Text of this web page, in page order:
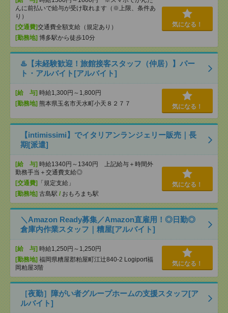
んに前払いで給与が受け取れます（※上限、条件あ
り）
[交通費]交通費全額支給（規定あり）
[勤務地] 博多駅から徒歩10分
気になる！
♨️【未経験歓迎！旅館接客スタッフ（仲居）】パー
ト・アルバイト[アルバイト]
[給 与] 時給1,300円～1,800円
[勤務地] 熊本県玉名市天水町小天８２７７ 気になる！
【intimissimi】でイタリアンランジェリー販売｜長
期[派遣]
[給 与] 時給1340円～1340円 上記給与＋時間外
勤務手当＋交通費支給◎
[交通費]
「規定支給」
[勤務地] 古島駅 / おもろまち駅
気になる！
＼Amazon Ready募集／Amazon直雇用！◎日勤◎
倉庫内作業スタッフ｜糟屋[アルバイト]
[給 与] 時給1,250円～1,250円
[勤務地] 福岡県糟屋郡粕屋町江辻840-2 Logiport福
岡粕屋3階
気になる！
［夜勤］障がい者グループホームの支援スタッフ[ア
ルバイト]